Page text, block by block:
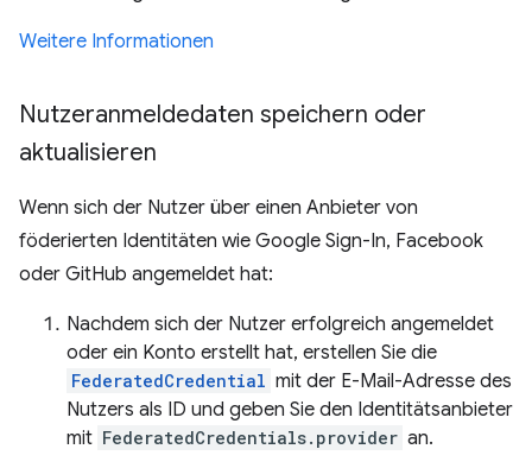
Weitere Informationen
Nutzeranmeldedaten speichern oder
aktualisieren
Wenn sich der Nutzer über einen Anbieter von
föderierten Identitäten wie Google Sign-In, Facebook
oder GitHub angemeldet hat:
Nachdem sich der Nutzer erfolgreich angemeldet
oder ein Konto erstellt hat, erstellen Sie die
FederatedCredential mit der E-Mail-Adresse des
Nutzers als ID und geben Sie den Identitätsanbieter
mit FederatedCredentials.provider an.